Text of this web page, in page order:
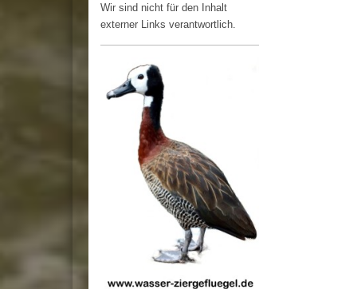
Wir sind nicht für den Inhalt
externer Links verantwortlich.